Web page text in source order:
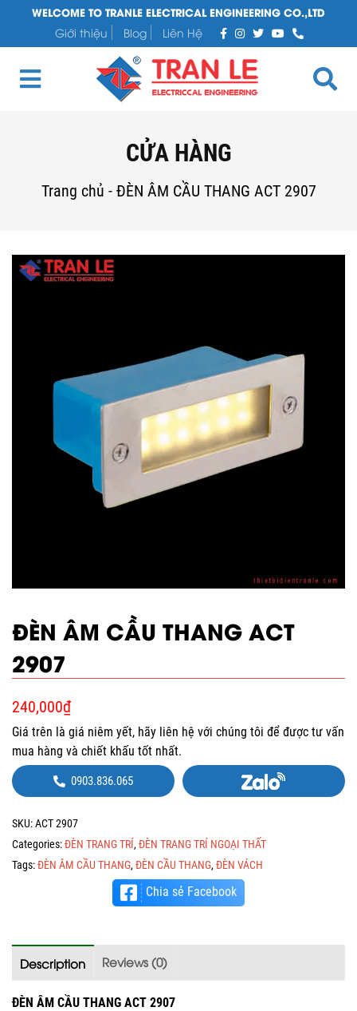
WELCOME TO TRANLE ELECTRICAL ENGINEERING CO.,LTD
Giới thiệu
Blog Liên Hệ
CỬA HÀNG
Trang chủ - ĐÈN ÂM CẦU THANG ACT 2907
ĐÈN ÂM CẦU THANG ACT
2907
240,000₫
Giá trên là giá niêm yết, hãy liên hệ với chúng tôi để được tư vấn
mua hàng và chiết khấu tốt nhất.
0903.836.065
SKU:ACT 2907
Categories:ĐÈN TRANG TRÍ, ĐÈN TRANG TRÍ NGOẠI THẤT
Tags:ĐÈN ÂM CẦU THANG, ĐÈN CẦU THANG, ĐÈN VÁCH
Chia sẻ Facebook
Description Reviews (0)
ĐÈN ÂM CẦU THANG ACT 2907